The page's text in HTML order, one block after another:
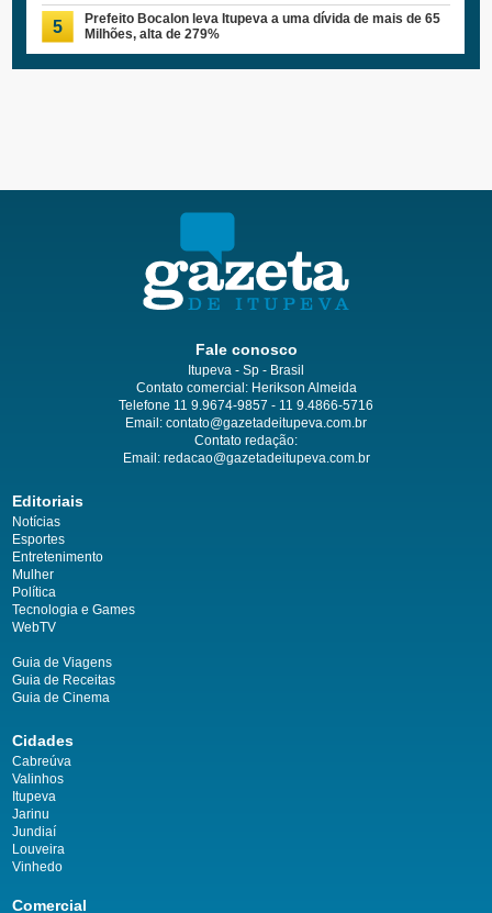
5
Prefeito Bocalon leva Itupeva a uma dívida de mais de 65
Milhões, alta de 279%
Fale conosco
Itupeva - Sp - Brasil
Contato comercial: Herikson Almeida
Telefone 11 9.9674-9857 - 11 9.4866-5716
Email: contato@gazetadeitupeva.com.br
Contato redação:
Email: redacao@gazetadeitupeva.com.br
Editoriais
Notícias
Esportes
Entretenimento
Mulher
Política
Tecnologia e Games
WebTV
Guia de Viagens
Guia de Receitas
Guia de Cinema
Cidades
Cabreúva
Valinhos
Itupeva
Jarinu
Jundiaí
Louveira
Vinhedo
Comercial